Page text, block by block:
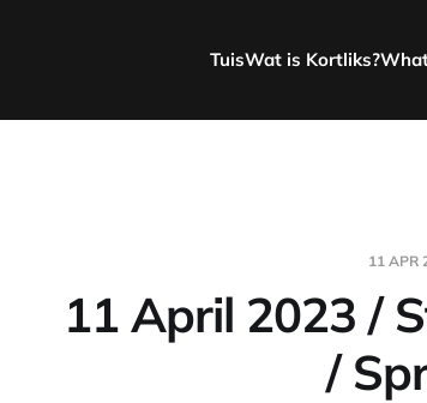
TuisWat is Kortliks?
11 APR
11 April 2023 /
/